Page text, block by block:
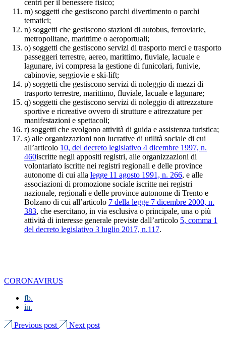
centri per il benessere fisico;
m) soggetti che gestiscono parchi divertimento o parchi
tematici;
n) soggetti che gestiscono stazioni di autobus, ferroviarie,
metropolitane, marittime o aeroportuali;
o) soggetti che gestiscono servizi di trasporto merci e trasporto
passeggeri terrestre, aereo, marittimo, fluviale, lacuale e
lagunare, ivi compresa la gestione di funicolari, funivie,
cabinovie, seggiovie e ski-lift;
p) soggetti che gestiscono servizi di noleggio di mezzi di
trasporto terrestre, marittimo, fluviale, lacuale e lagunare;
q) soggetti che gestiscono servizi di noleggio di attrezzature
sportive e ricreative ovvero di strutture e attrezzature per
manifestazioni e spettacoli;
r) soggetti che svolgono attività di guida e assistenza turistica;
s) alle organizzazioni non lucrative di utilità sociale di cui
all’articolo 10, del decreto legislativo 4 dicembre 1997, n.
460iscritte negli appositi registri, alle organizzazioni di
volontariato iscritte nei registri regionali e delle province
autonome di cui alla legge 11 agosto 1991, n. 266, e alle
associazioni di promozione sociale iscritte nei registri
nazionale, regionali e delle province autonome di Trento e
Bolzano di cui all’articolo 7 della legge 7 dicembre 2000, n.
383, che esercitano, in via esclusiva o principale, una o più
attività di interesse generale previste dall’articolo 5, comma 1
del decreto legislativo 3 luglio 2017, n.117.
CORONAVIRUS
fb.
in.
Previous post Next post